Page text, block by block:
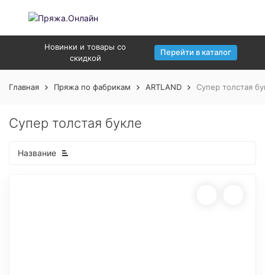
Новинки и товары со
скидкой
Перейти в каталог
Главная Пряжа по фабрикам ARTLAND Супер толстая
Супер толстая букле
Название